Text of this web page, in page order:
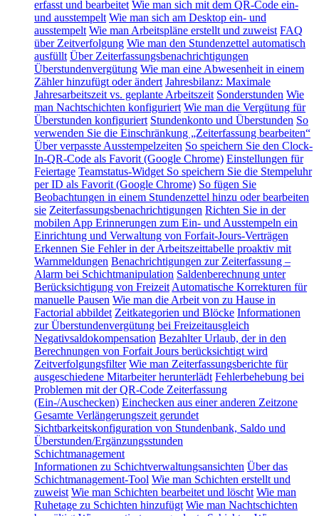
erfasst und bearbeitet Wie man sich mit dem QR-Code ein-
und ausstempelt Wie man sich am Desktop ein- und
ausstempelt Wie man Arbeitspläne erstellt und zuweist FAQ
über Zeitverfolgung Wie man den Stundenzettel automatisch
ausfüllt Über Zeiterfassungsbenachrichtigungen
Überstundenvergütung Wie man eine Abwesenheit in einem
Zähler hinzufügt oder ändert Jahresbilanz: Maximale
Jahresarbeitszeit vs. geplante Arbeitszeit Sonderstunden Wie
man Nachtschichten konfiguriert Wie man die Vergütung für
Überstunden konfiguriert Stundenkonto und Überstunden So
verwenden Sie die Einschränkung „Zeiterfassung bearbeiten“
Über verpasste Ausstempelzeiten So speichern Sie den Clock-
In-QR-Code als Favorit (Google Chrome) Einstellungen für
Feiertage Teamstatus-Widget So speichern Sie die Stempeluhr
per ID als Favorit (Google Chrome) So fügen Sie
Beobachtungen in einem Stundenzettel hinzu oder bearbeiten
sie Zeiterfassungsbenachrichtigungen Richten Sie in der
mobilen App Erinnerungen zum Ein- und Ausstempeln ein
Einrichtung und Verwaltung von Forfait-Jours-Verträgen
Erkennen Sie Fehler in der Arbeitszeittabelle proaktiv mit
Warnmeldungen Benachrichtigungen zur Zeiterfassung –
Alarm bei Schichtmanipulation Saldenberechnung unter
Berücksichtigung von Freizeit Automatische Korrekturen für
manuelle Pausen Wie man die Arbeit von zu Hause in
Factorial abbildet Zeitkategorien und Blöcke Informationen
zur Überstundenvergütung bei Freizeitausgleich
Negativsaldokompensation Bezahlter Urlaub, der in den
Berechnungen von Forfait Jours berücksichtigt wird
Zeitverfolgungsfilter Wie man Zeiterfassungsberichte für
ausgeschiedene Mitarbeiter herunterlädt Fehlerbehebung bei
Problemen mit der QR-Code Zeiterfassung
(Ein-/Auschecken) Einchecken aus einer anderen Zeitzone
Gesamte Verlängerungszeit gerundet
Sichtbarkeitskonfiguration von Stundenbank, Saldo und
Überstunden/Ergänzungsstunden
Schichtmanagement
Informationen zu Schichtverwaltungsansichten Über das
Schichtmanagement-Tool Wie man Schichten erstellt und
zuweist Wie man Schichten bearbeitet und löscht Wie man
Ruhetage zu Schichten hinzufügt Wie man Nachtschichten